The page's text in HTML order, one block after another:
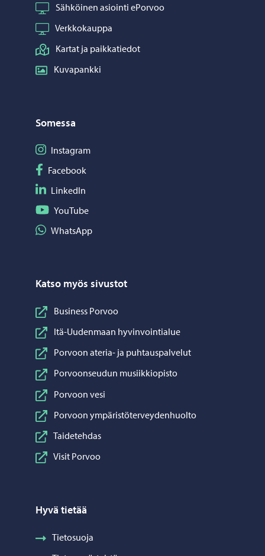
Sähköinen asiointi ePorvoo
Verkkokauppa
Kartat ja paikkatiedot
Kuvapankki
Somessa
Seuraa Instagram
Instagram
Seuraa Facebook
Facebook
Seuraa LinkedIn
LinkedIn
Seuraa YouTube
YouTube
Jaa WhatsApp
WhatsApp
Katso myös sivustot
Business Porvoo
Itä-Uudenmaan hyvinvointialue
Porvoon ateria- ja puhtauspalvelut
Porvoonseudun musiikkiopisto
Porvoon vesi
Porvoon ympäristöterveydenhuolto
Taidetehdas
Visit Porvoo
Hyvä tietää
Tietosuoja